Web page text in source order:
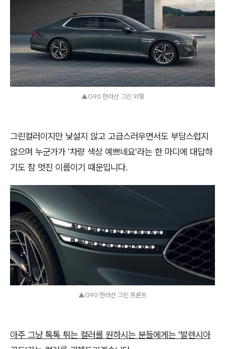
▲G90 한라산 그린 외형
그린컬러이지만 낯설지 않고 고급스러우면서도 부담스럽지
않으며 누군가가 '차량 색상 예쁘네요'라는 한 마디에 대답하
기도 참 멋진 이름이기 때문입니다.
▲G90 한라산 그린 프론트
아주 그냥 톡톡 튀는 컬러를 원하시는 분들에게는 '발렌시아